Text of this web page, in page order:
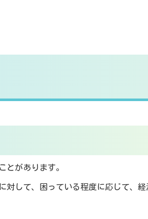
とがあります。
して、困っている程度に応じて、